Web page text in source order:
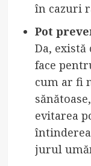
în cazuri
Pot
Da,
face
cum ar fi
evitarea
jurul